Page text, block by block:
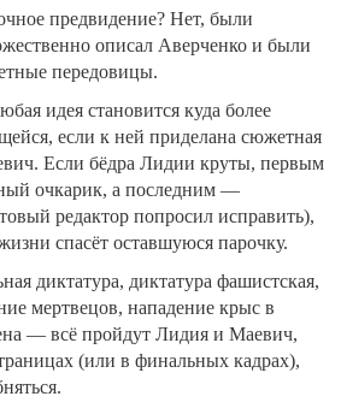
предвидение? Нет, были
описал Аверченко и были
передовицы.
идея становится куда более
если к ней приделана сюжетная
Если бёдра Лидии круты, первым
очкарик, а последним —
редактор попросил исправить),
спасёт оставшуюся парочку.
диктатура, диктатура фашистская,
мертвецов, нападение крыс в
— всё пройдут Лидия и Маевич,
(или в финальных кадрах),